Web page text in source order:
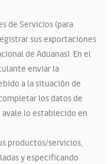
de Servicios (para
sus exportaciones
de Aduanas). En el
enviar la
a la situación de
los datos de
lo establecido en
productos/servicios,
y especificando